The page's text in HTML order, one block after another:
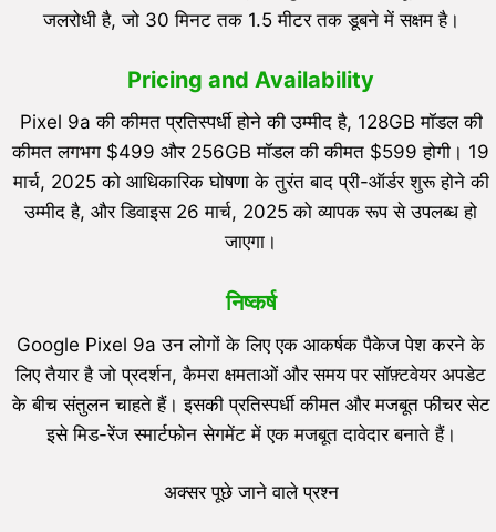
जलरोधी है, जो 30 मिनट तक 1.5 मीटर तक डूबने में सक्षम है।
Pricing and Availability
Pixel 9a की कीमत प्रतिस्पर्धी होने की उम्मीद है, 128GB मॉडल की
कीमत लगभग $499 और 256GB मॉडल की कीमत $599 होगी। 19
मार्च, 2025 को आधिकारिक घोषणा के तुरंत बाद प्री-ऑर्डर शुरू होने की
उम्मीद है, और डिवाइस 26 मार्च, 2025 को व्यापक रूप से उपलब्ध हो
जाएगा।
निष्कर्ष
Google Pixel 9a उन लोगों के लिए एक आकर्षक पैकेज पेश करने के
लिए तैयार है जो प्रदर्शन, कैमरा क्षमताओं और समय पर सॉफ़्टवेयर अपडेट
के बीच संतुलन चाहते हैं। इसकी प्रतिस्पर्धी कीमत और मजबूत फीचर सेट
इसे मिड-रेंज स्मार्टफोन सेगमेंट में एक मजबूत दावेदार बनाते हैं।
अक्सर पूछे जाने वाले प्रश्न